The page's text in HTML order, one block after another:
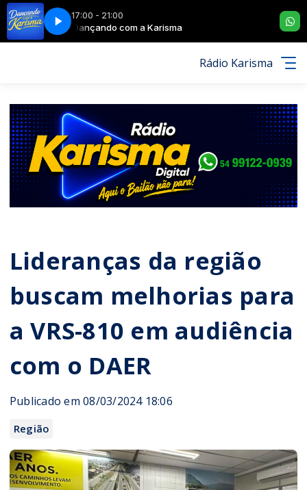
17:00 - 21:00
Dançando com a Karisma
VAI ROGÉRIO MAGRÃO E BANDA - A MULHERADA VAI
Rádio Karisma
Lideranças da região
buscam melhorias para
a VRS-810 em audiência
com o DAER
Publicado em 08/03/2024 18:06
Região